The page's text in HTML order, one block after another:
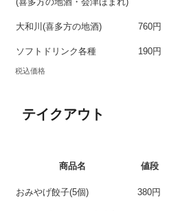
大和川(喜多方の地酒) 760円
ソフトドリンク各種 190円
税込価格
テイクアウト
商品名 値段
おみやげ餃子(5個) 380円